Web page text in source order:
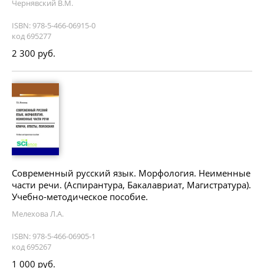
Чернявский В.М.
ISBN: 978-5-466-06915-0
код 695277
2 300 руб.
Современный русский язык. Морфология. Неименные
части речи. (Аспирантура, Бакалавриат, Магистратура).
Учебно-методическое пособие.
Мелехова Л.А.
ISBN: 978-5-466-06905-1
код 695267
1 000 руб.